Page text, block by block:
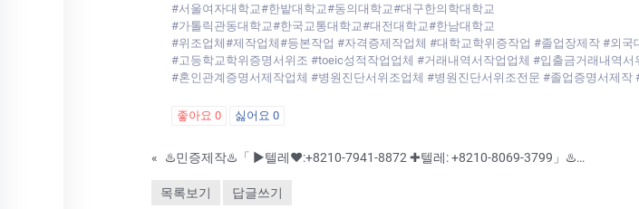
#서울여자대학교#한밭대학교#동의대학교#대구한의학대학교
#가톨릭관동대학교#한국교통대학교#대전대학교#한남대학교
#위조업체#제작업체#등본작업 #자격증제작업체 #대학교학위증작업 #졸업장제작 #외국
#고등학교학위증명서위조 #toeic성적작업업체 #거래내역서작업업체 #입출금거래내역
#혼인관계증명서제작업체 #병원진단서위조업체 #병원진단서위조전문 #졸업증명서제작
좋아요 0 싫어요 0
« ♨️민증제작♨️「 ▶텔레♥:+8210-7941-8872 ✚텔레: +8210-8069-3799」♨️#기능사대리시험 졸업증명서제작 #위조업체#제작업체#자격증대리시험♨️ ♨️입퇴원확인서제작☀경력증명서제작업체♨️「 ▶텔레♥:+8210-
목록보기 답글쓰기